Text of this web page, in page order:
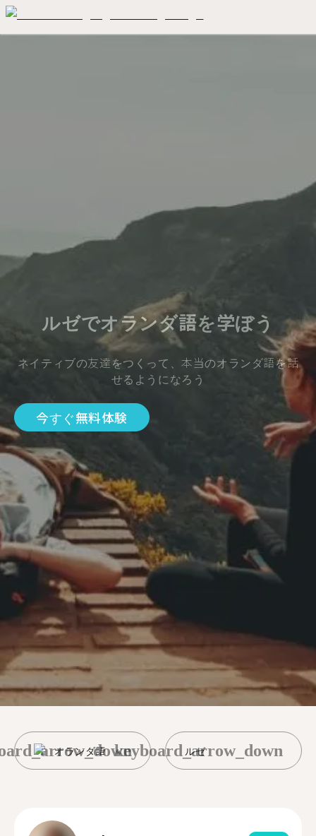
ルゼでオランダ語を学ぼう
ネイティブの友達をつくって、本当のオランダ語を話
せるようになろう
今すぐ無料体験
オランダ語 ルゼ
keyboard_arrow_down